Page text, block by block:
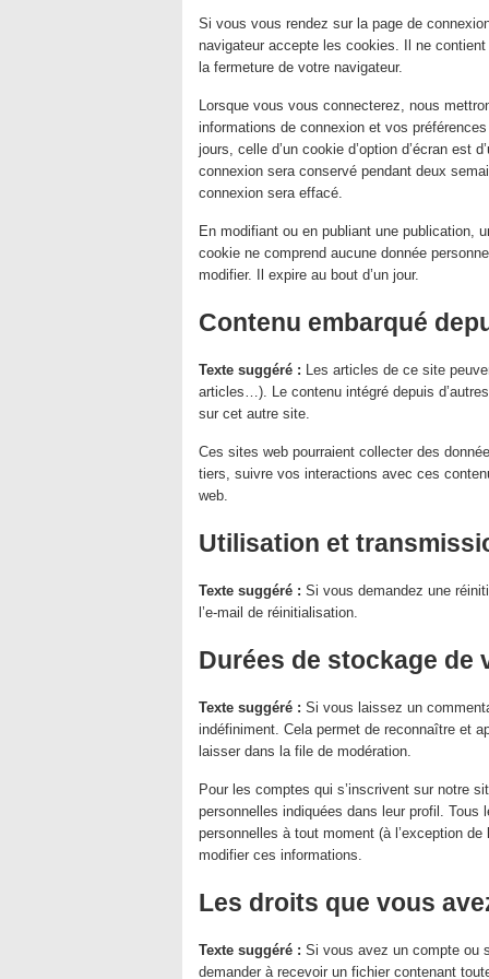
Si vous vous rendez sur la page de
navigateur accepte les cookies. Il ne
la fermeture de votre navigateur.
Lorsque vous vous connecterez, nous
informations de connexion et vos
jours, celle d’un cookie d’option d’écran est
connexion sera conservé pendant deux
connexion sera effacé.
En modifiant ou en publiant une publication,
cookie ne comprend aucune donnée
modifier. Il expire au bout d’un jour.
Contenu embarqué
Texte suggéré : Les articles de ce site
articles…). Le contenu intégré depuis
sur cet autre site.
Ces sites web pourraient collecter des
tiers, suivre vos interactions avec ces
web.
Utilisation et
Texte suggéré : Si vous demandez une
l’e-mail de réinitialisation.
Durées de stockage de
Texte suggéré : Si vous laissez un
indéfiniment. Cela permet de reconnaître et
laisser dans la file de modération.
Pour les comptes qui s’inscrivent sur notre
personnelles indiquées dans leur profil.
personnelles à tout moment (à l’exception
modifier ces informations.
Les droits que vous
Texte suggéré : Si vous avez un compte ou
demander à recevoir un fichier contenant